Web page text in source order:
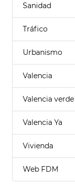
Sanidad
Tráfico
Urbanismo
Valencia
Valencia verde
Valencia Ya
Vivienda
Web FDM